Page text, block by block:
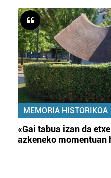
MEMORIA HISTORIKOA
«Gai tabua izan da
azkeneko momentuan